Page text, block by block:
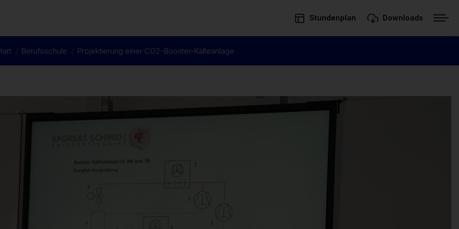
Stundenplan Downloads
befinden sich hier:
Berufsschule Projektierung einer CO2-Booster-Kälteanlage